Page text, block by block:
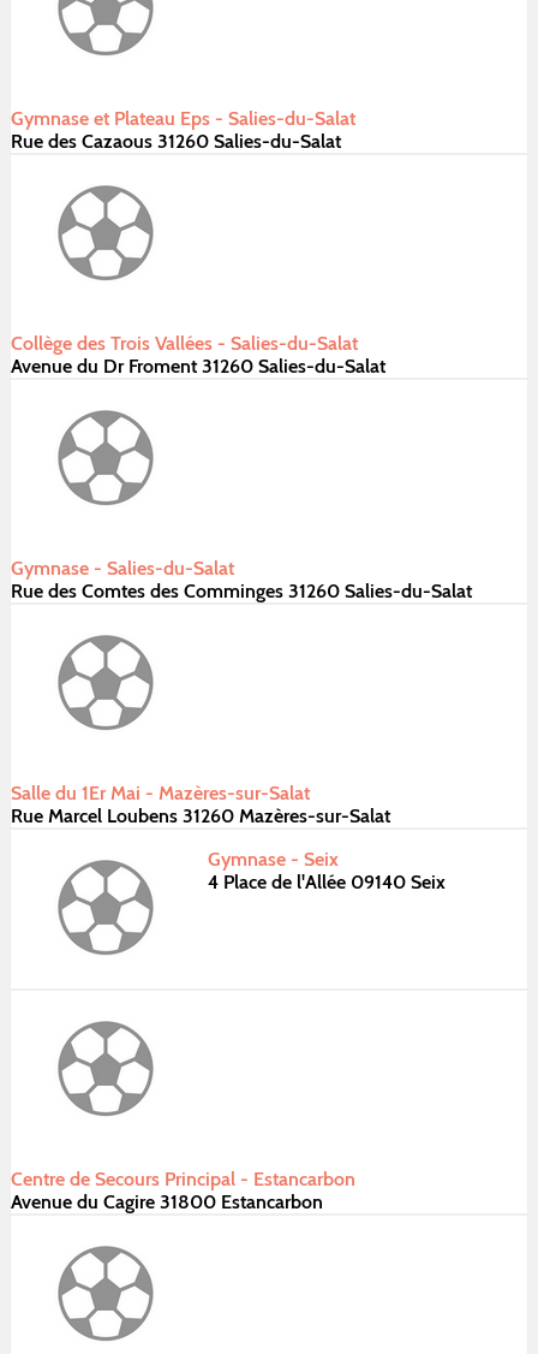
Gymnase et Plateau Eps - Salies-du-Salat
Rue des Cazaous 31260 Salies-du-Salat
Collège des Trois Vallées - Salies-du-Salat
Avenue du Dr Froment 31260 Salies-du-Salat
Gymnase - Salies-du-Salat
Rue des Comtes des Comminges 31260 Salies-du-Salat
Salle du 1Er Mai - Mazères-sur-Salat
Rue Marcel Loubens 31260 Mazères-sur-Salat
Gymnase - Seix
4 Place de l'Allée 09140 Seix
Centre de Secours Principal - Estancarbon
Avenue du Cagire 31800 Estancarbon